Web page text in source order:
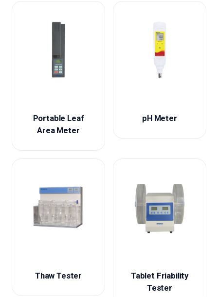
Portable Leaf
Area Meter
pH Meter
Thaw Tester
Tablet Friability
Tester